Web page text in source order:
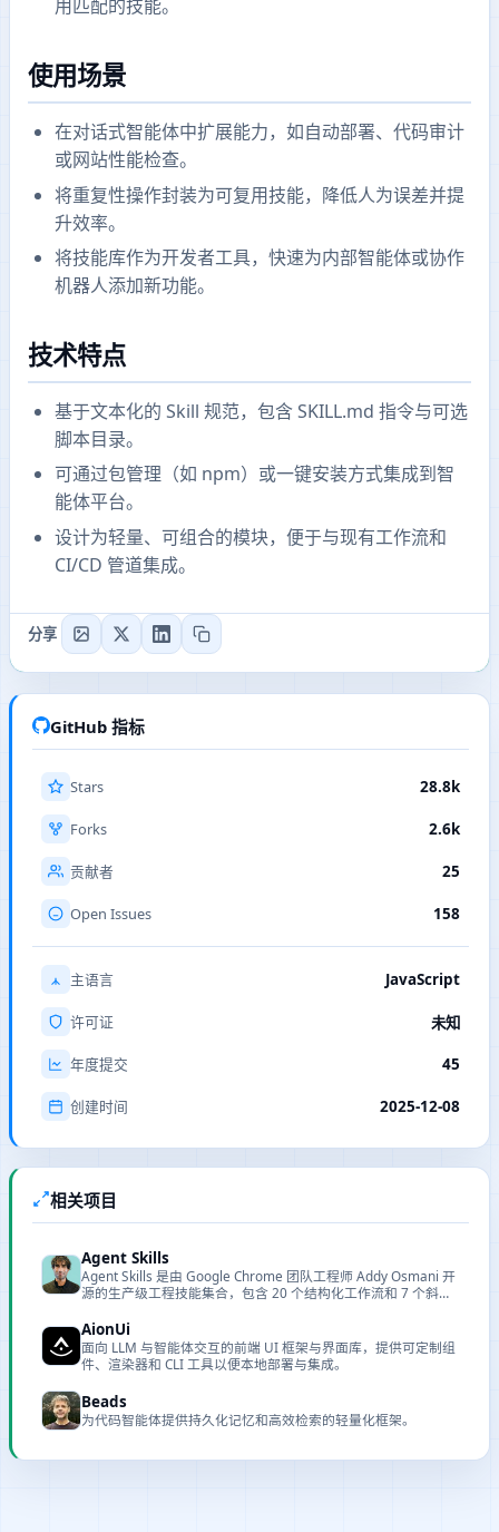
用匹配的技能。
使用场景
在对话式智能体中扩展能力，如自动部署、代码审计
或网站性能检查。
将重复性操作封装为可复用技能，降低人为误差并提
升效率。
将技能库作为开发者工具，快速为内部智能体或协作
机器人添加新功能。
技术特点
基于文本化的 Skill 规范，包含 SKILL.md 指令与可选
脚本目录。
可通过包管理（如 npm）或一键安装方式集成到智
能体平台。
设计为轻量、可组合的模块，便于与现有工作流和
CI/CD 管道集成。
分享
GitHub 指标
Stars 28.8k
Forks 2.6k
贡献者 25
Open Issues 158
主语言 JavaScript
许可证 未知
年度提交 45
创建时间 2025-12-08
相关项目
Agent Skills
Agent Skills 是由 Google Chrome 团队工程师 Addy Osmani 开
源的生产级工程技能集合，包含 20 个结构化工作流和 7 个斜杠
AionUi
面向 LLM 与智能体交互的前端 UI 框架与界面库，提供可定制组
件、渲染器和 CLI 工具以便本地部署与集成。
Beads
为代码智能体提供持久化记忆和高效检索的轻量化框架。